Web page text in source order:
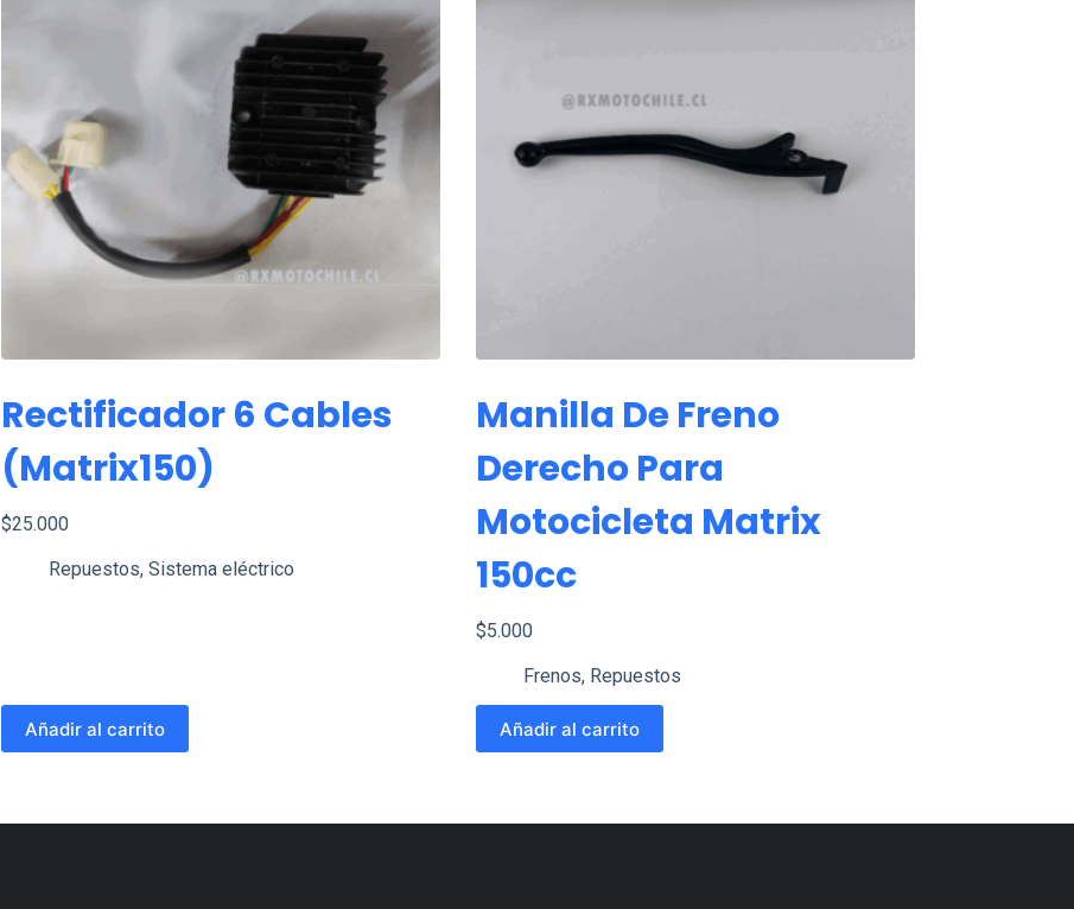
Rectificador 6 Cables
(matrix150)
$25.000
Repuestos, Sistema eléctrico
Añadir al carrito
Manilla De Freno
Derecho Para
Motocicleta Matrix
150cc
$5.000
Frenos, Repuestos
Añadir al carrito